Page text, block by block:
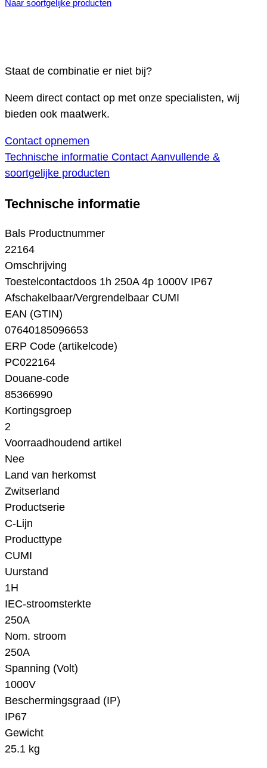
Naar soortgelijke producten
Staat de combinatie er niet bij?
Neem direct contact op met onze specialisten, wij
bieden ook maatwerk.
Contact opnemen
Technische informatie Contact Aanvullende &
soortgelijke producten
Technische informatie
Bals Productnummer
22164
Omschrijving
Toestelcontactdoos 1h 250A 4p 1000V IP67
Afschakelbaar/Vergrendelbaar CUMI
EAN (GTIN)
07640185096653
ERP Code (artikelcode)
PC022164
Douane-code
85366990
Kortingsgroep
2
Voorraadhoudend artikel
Nee
Land van herkomst
Zwitserland
Productserie
C-Lijn
Producttype
CUMI
Uurstand
1H
IEC-stroomsterkte
250A
Nom. stroom
250A
Spanning (Volt)
1000V
Beschermingsgraad (IP)
IP67
Gewicht
25.1 kg